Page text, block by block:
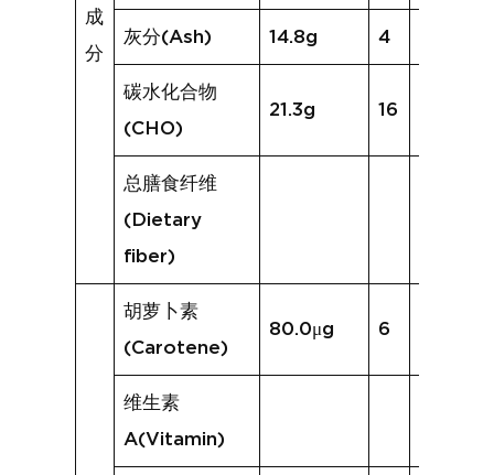
成
分
灰分(Ash) 14.8g 4
碳水化合物
(CHO)
21.3g 16
总膳食纤维
(Dietary
fiber)
胡萝卜素
(Carotene)
80.0μg 6
维生素
A(Vitamin)